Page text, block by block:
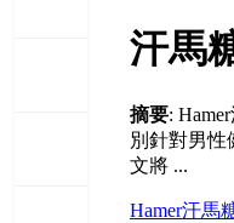
汗馬
摘要:
別針對男
文將 ...
Hamer汗馬